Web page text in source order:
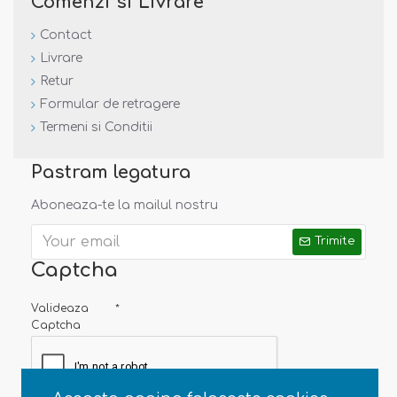
Contact
Livrare
Retur
Formular de retragere
Termeni si Conditii
Pastram legatura
Aboneaza-te la mailul nostru
Trimite
Captcha
Valideaza
Captcha